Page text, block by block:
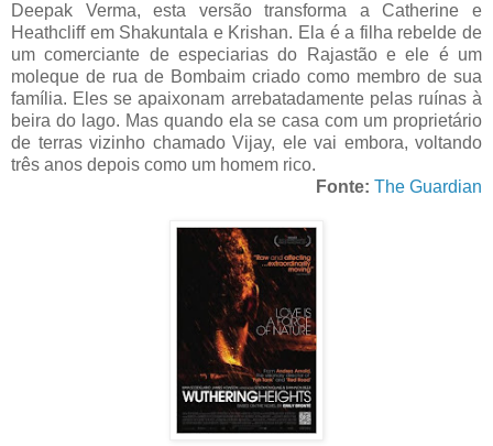
Deepak Verma, esta versão transforma a Catherine e
Heathcliff em Shakuntala e Krishan. Ela é a filha rebelde de
um comerciante de especiarias do Rajastão e ele é um
moleque de rua de Bombaim criado como membro de sua
família. Eles se apaixonam arrebatadamente pelas ruínas à
beira do lago. Mas quando ela se casa com um proprietário
de terras vizinho chamado Vijay, ele vai embora, voltando
três anos depois como um homem rico.
Fonte: The Guardian